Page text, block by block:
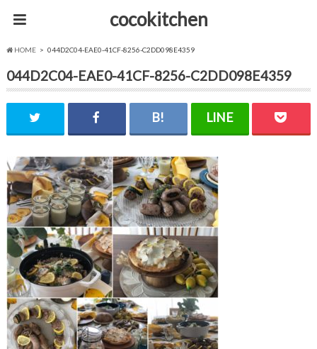
cocokitchen
HOME 044D2C04-EAE0-41CF-8256-C2DD098E4359
044D2C04-EAE0-41CF-8256-C2DD098E4359